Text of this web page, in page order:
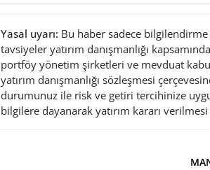
Yasal uyarı: Bu haber sadece
tavsiyeler yatırım danışmanlığı
portföy yönetim şirketleri ve mevduat
yatırım danışmanlığı sözleşmesi
durumunuz ile risk ve getiri tercihinize
bilgilere dayanarak yatırım kararı